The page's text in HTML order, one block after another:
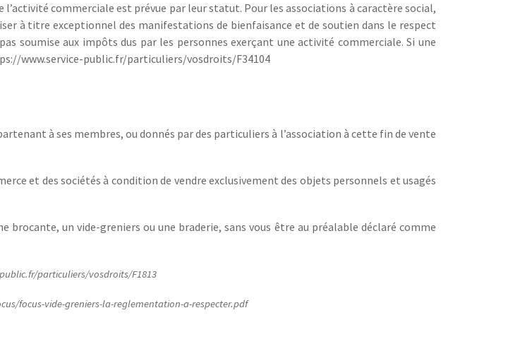
commerciale est prévue par leur statut. Pour les associations à caractère social,
à titre exceptionnel des manifestations de bienfaisance et de soutien dans le respect
soumise aux impôts dus par les personnes exerçant une activité commerciale. Si une
www.service-public.fr/particuliers/vosdroits/F34104
à ses membres, ou donnés par des particuliers à l’association à cette fin de vente
et des sociétés à condition de vendre exclusivement des objets personnels et usagés
brocante, un vide-greniers ou une braderie, sans vous être au préalable déclaré comme
particuliers/vosdroits/F1813
focus-vide-greniers-la-reglementation-a-respecter.pdf